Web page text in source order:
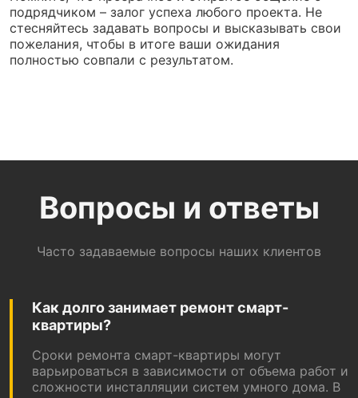
подрядчиком – залог успеха любого проекта. Не
стесняйтесь задавать вопросы и высказывать свои
пожелания, чтобы в итоге ваши ожидания
полностью совпали с результатом.
Вопросы и ответы
Часто задаваемые вопросы наших клиентов
Как долго занимает ремонт смарт-
квартиры?
Сроки ремонта смарт-квартиры могут
варьироваться в зависимости от объема работ и
сложности инсталляции систем умного дома. В